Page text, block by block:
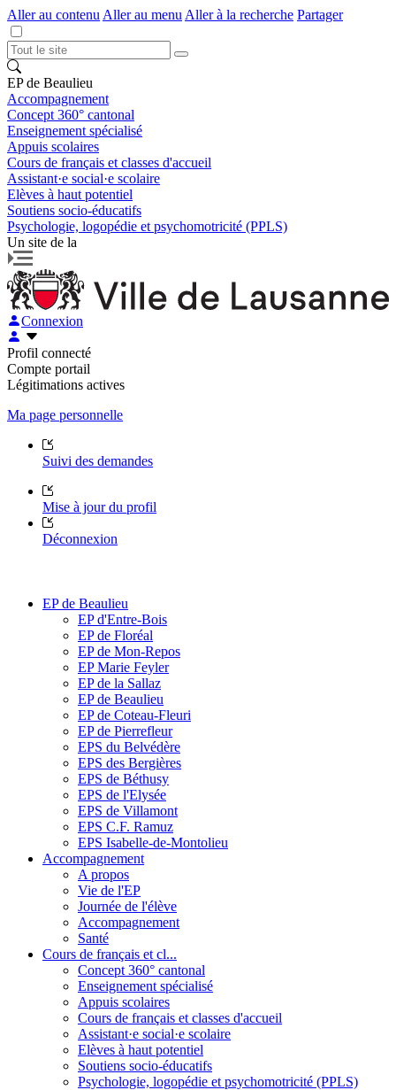
Aller au contenu Aller au menu Aller à la recherche Partager
EP de Beaulieu
Accompagnement
Concept 360° cantonal
Enseignement spécialisé
Appuis scolaires
Cours de français et classes d'accueil
Assistant·e social·e scolaire
Elèves à haut potentiel
Soutiens socio-éducatifs
Psychologie, logopédie et psychomotricité (PPLS)
Un site de la
Connexion
Profil connecté
Compte portail
Légitimations actives
Ma page personnelle
Suivi des demandes
Mise à jour du profil
Déconnexion
EP de Beaulieu
EP d'Entre-Bois
EP de Floréal
EP de Mon-Repos
EP Marie Feyler
EP de la Sallaz
EP de Beaulieu
EP de Coteau-Fleuri
EP de Pierrefleur
EPS du Belvédère
EPS des Bergières
EPS de Béthusy
EPS de l'Elysée
EPS de Villamont
EPS C.F. Ramuz
EPS Isabelle-de-Montolieu
Accompagnement
A propos
Vie de l'EP
Journée de l'élève
Accompagnement
Santé
Cours de français et cl...
Concept 360° cantonal
Enseignement spécialisé
Appuis scolaires
Cours de français et classes d'accueil
Assistant·e social·e scolaire
Elèves à haut potentiel
Soutiens socio-éducatifs
Psychologie, logopédie et psychomotricité (PPLS)